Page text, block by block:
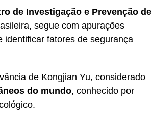
de Investigação e Prevenção de
segue com apurações
identificar fatores de segurança
de Kongjian Yu, considerado
do mundo, conhecido por